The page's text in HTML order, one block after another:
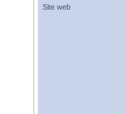
Site web